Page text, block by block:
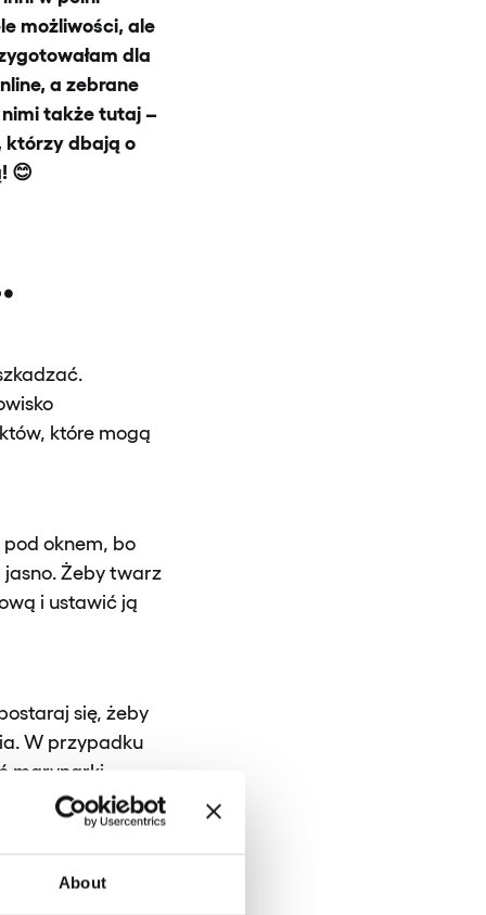
About
możliwości, ale
dla
a zebrane
nimi także tutaj –
którzy dbają o
😊
które mogą
oknem, bo
jasno. Żeby twarz
i ustawić ją
się, żeby
W przypadku
marynarki,
nie wygląda
mikrofon nie